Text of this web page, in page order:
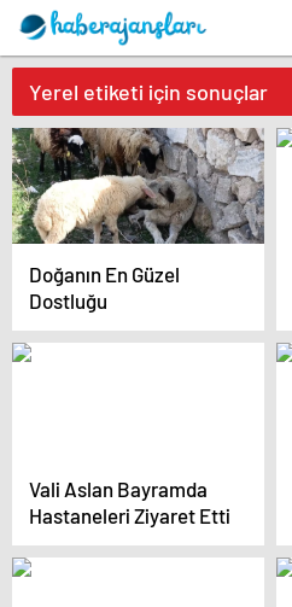
Yerel etiketi için sonuçlar
Doğanın En Güzel
Dostluğu
Vali Aslan Bayramda
Hastaneleri Ziyaret Etti